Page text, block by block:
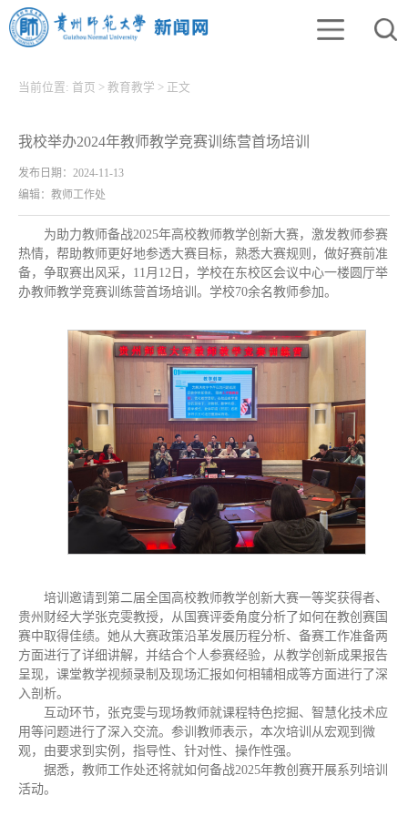
当前位置: 首页 > 教育教学 > 正文
我校举办2024年教师教学竞赛训练营首场培训
发布日期：2024-11-13
编辑：教师工作处
为助力教师备战2025年高校教师教学创新大赛，激发教师参赛
热情，帮助教师更好地参透大赛目标，熟悉大赛规则，做好赛前准
备，争取赛出风采，11月12日，学校在东校区会议中心一楼圆厅举
办教师教学竞赛训练营首场培训。学校70余名教师参加。
培训邀请到第二届全国高校教师教学创新大赛一等奖获得者、
贵州财经大学张克雯教授，从国赛评委角度分析了如何在教创赛国
赛中取得佳绩。她从大赛政策沿革发展历程分析、备赛工作准备两
方面进行了详细讲解，并结合个人参赛经验，从教学创新成果报告
呈现，课堂教学视频录制及现场汇报如何相辅相成等方面进行了深
入剖析。
互动环节，张克雯与现场教师就课程特色挖掘、智慧化技术应
用等问题进行了深入交流。参训教师表示，本次培训从宏观到微
观，由要求到实例，指导性、针对性、操作性强。
据悉，教师工作处还将就如何备战2025年教创赛开展系列培训
活动。